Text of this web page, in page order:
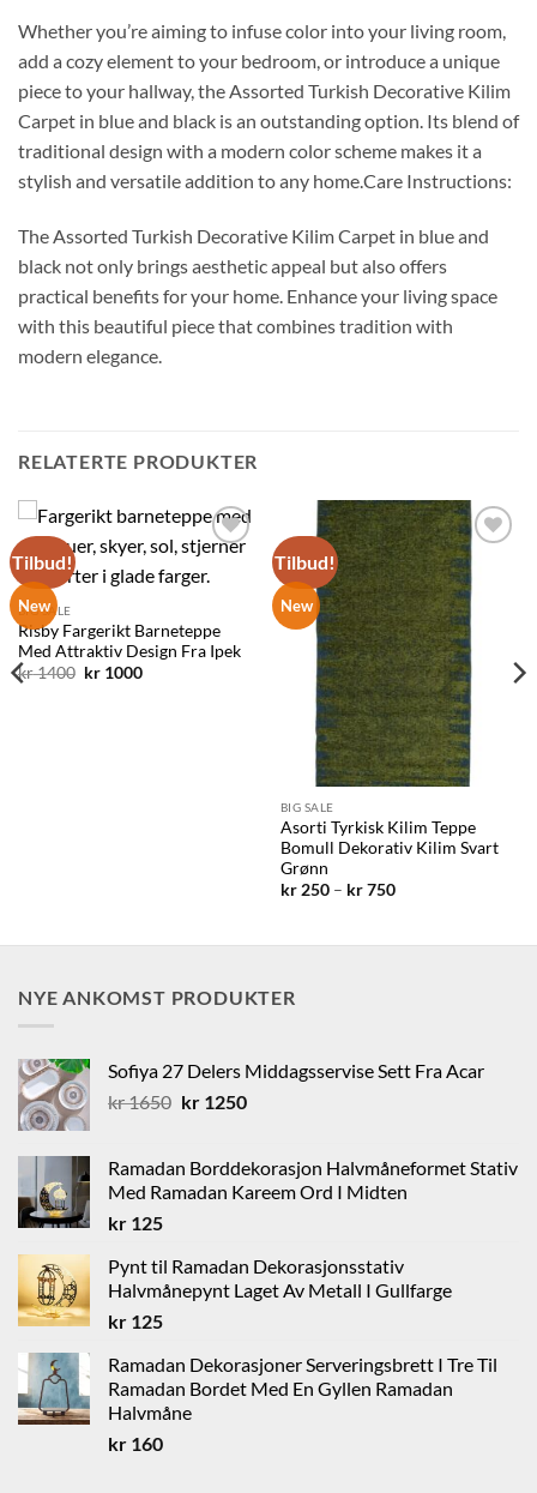
Whether you’re aiming to infuse color into your living room,
add a cozy element to your bedroom, or introduce a unique
piece to your hallway, the Assorted Turkish Decorative Kilim
Carpet in blue and black is an outstanding option. Its blend of
traditional design with a modern color scheme makes it a
stylish and versatile addition to any home.Care Instructions:
The Assorted Turkish Decorative Kilim Carpet in blue and
black not only brings aesthetic appeal but also offers
practical benefits for your home. Enhance your living space
with this beautiful piece that combines tradition with
modern elegance.
RELATERTE PRODUKTER
Tilbud!
New
Legg til
ønskelisten
BIG SALE
Risby Fargerikt Barneteppe
Med Attraktiv Design Fra Ipek
kr1400 Opprinnelig
kr1000Nåværende
Tilbud!
New
Legg til
ønskelisten
BIG SALE
Asorti Tyrkisk Kilim Teppe
Bomull Dekorativ Kilim Svart
Grønn
kr250 – kr750Prisområde:
NYE ANKOMST PRODUKTER
Sofiya 27 Delers Middagsservise Sett Fra Acar
kr1650 Opprinnelig
kr 1650.
kr1250Nåværende
kr 1250.
Ramadan Borddekorasjon Halvmåneformet Stativ
Med Ramadan Kareem Ord I Midten
kr 125
Pynt til Ramadan Dekorasjonsstativ
Halvmånepynt Laget Av Metall I Gullfarge
kr 125
Ramadan Dekorasjoner Serveringsbrett I Tre Til
Ramadan Bordet Med En Gyllen Ramadan
Halvmåne
kr 160